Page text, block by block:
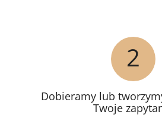
2
Dobieramy lub
Twoje